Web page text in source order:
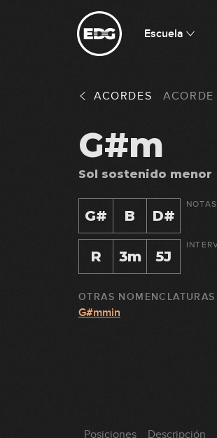
Escuela
ACORDES ACORDE
G#m
Sol sostenido menor
G# B D#
NOTAS
R 3m 5J
OTRAS NOMENCLATURAS
G#mmin
Posiciones Descripción